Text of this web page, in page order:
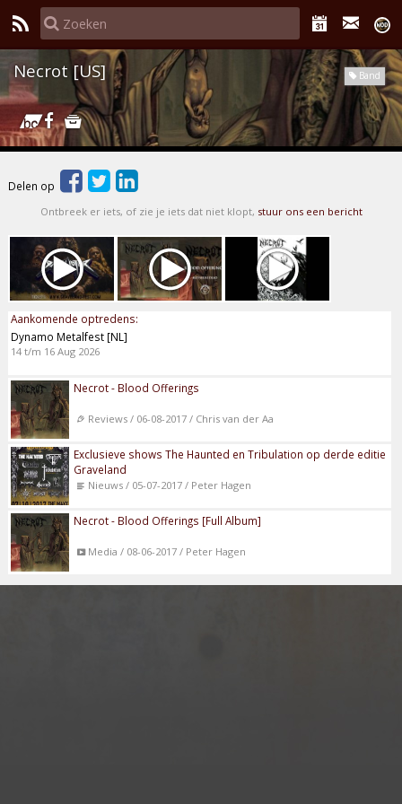
Band
Necrot [US]
Delen op
Ontbreek er iets, of zie je iets dat niet klopt, stuur ons een bericht
Aankomende optredens:
Dynamo Metalfest [NL]
14 t/m 16 Aug 2026
Necrot - Blood Offerings
Reviews / 06-08-2017 / Chris van der Aa
Exclusieve shows The Haunted en Tribulation op derde editie
Graveland
Nieuws / 05-07-2017 / Peter Hagen
Necrot - Blood Offerings [Full Album]
Media / 08-06-2017 / Peter Hagen